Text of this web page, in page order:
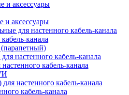
и аксессуары
и аксессуары
для настенного кабель-канала
канала
настенного кабель-канала
кабель-канала
настенного кабель-канала
кабель-канала